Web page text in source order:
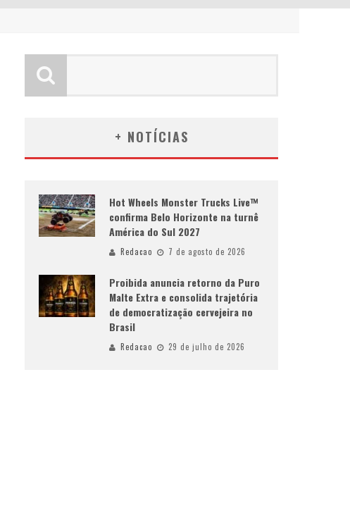
+ NOTÍCIAS
Hot Wheels Monster Trucks Live™
confirma Belo Horizonte na turnê
América do Sul 2027
Redacao 7 de agosto de 2026
Proibida anuncia retorno da Puro
Malte Extra e consolida trajetória
de democratização cervejeira no
Brasil
Redacao 29 de julho de 2026